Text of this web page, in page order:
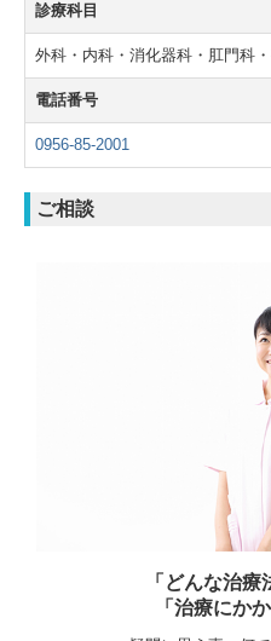
診療科目
外科・内科・消化器科・肛門科
電話番号
0956-85-2001
ご相談
「どんな治療
「治療にか